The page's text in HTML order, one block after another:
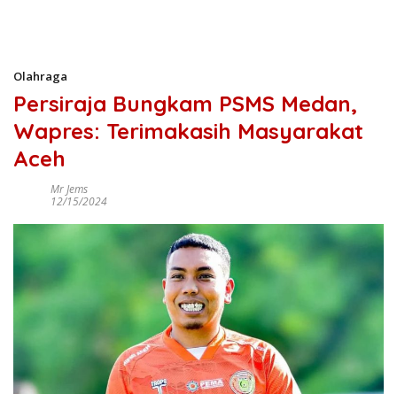
Olahraga
Persiraja Bungkam PSMS Medan,
Wapres: Terimakasih Masyarakat
Aceh
Mr Jems
12/15/2024